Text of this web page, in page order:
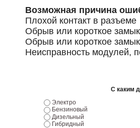
Возможная причина
Плохой контакт в разъеме
Обрыв или короткое
Обрыв или короткое
Неисправность модулей,
С каким
Электро
Бензиновый
Дизельный
Гибридный